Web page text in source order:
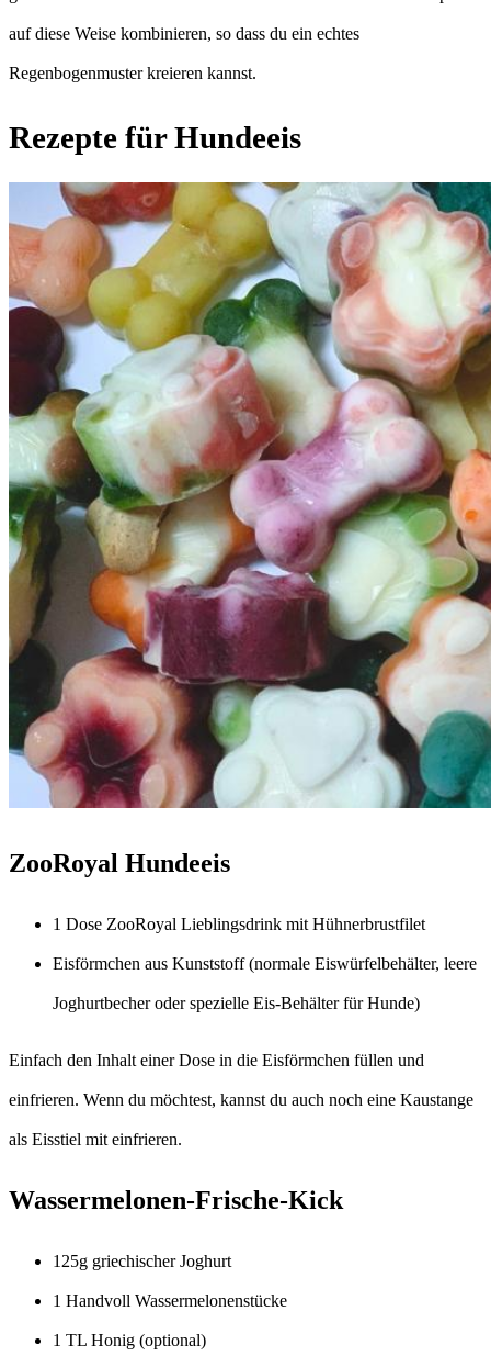
auf diese Weise kombinieren, so dass du ein echtes
Regenbogenmuster kreieren kannst.
Rezepte für Hundeeis
ZooRoyal Hundeeis
1 Dose ZooRoyal Lieblingsdrink mit Hühnerbrustfilet
Eisförmchen aus Kunststoff (normale Eiswürfelbehälter, leere
Joghurtbecher oder spezielle Eis-Behälter für Hunde)
Einfach den Inhalt einer Dose in die Eisförmchen füllen und
einfrieren. Wenn du möchtest, kannst du auch noch eine Kaustange
als Eisstiel mit einfrieren.
Wassermelonen-Frische-Kick
125g griechischer Joghurt
1 Handvoll Wassermelonenstücke
1 TL Honig (optional)